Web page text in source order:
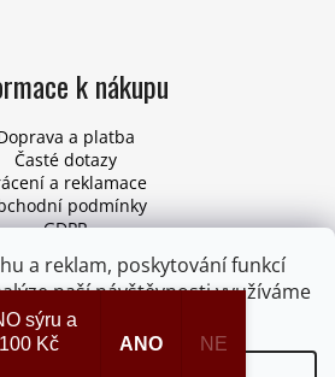
a reklam, poskytování funkcí
naší návštěvnosti využíváme
informací
k nákupu
a platba
Časté dotazy
a reklamace
podmínky
GDPR
Pro firmy
od smlouvy
sýru a
Kč
ANO NE